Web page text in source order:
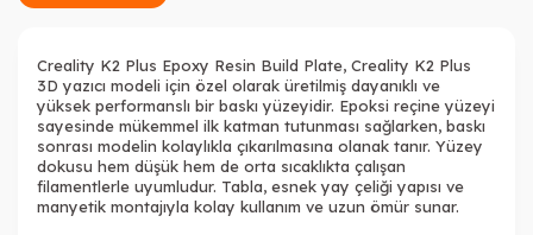
Creality K2 Plus Epoxy Resin Build Plate, Creality K2 Plus
3D yazıcı modeli için özel olarak üretilmiş dayanıklı ve
yüksek performanslı bir baskı yüzeyidir. Epoksi reçine yüzeyi
sayesinde mükemmel ilk katman tutunması sağlarken, baskı
sonrası modelin kolaylıkla çıkarılmasına olanak tanır. Yüzey
dokusu hem düşük hem de orta sıcaklıkta çalışan
filamentlerle uyumludur. Tabla, esnek yay çeliği yapısı ve
manyetik montajıyla kolay kullanım ve uzun ömür sunar.